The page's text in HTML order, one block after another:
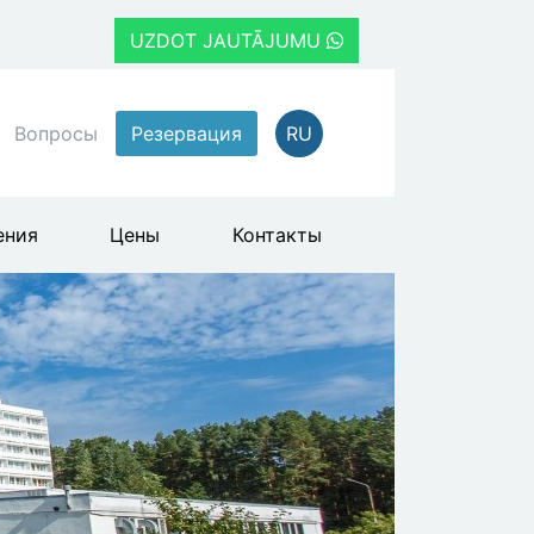
UZDOT JAUTĀJUMU
Вопросы Резервация RU
Цены Контакты